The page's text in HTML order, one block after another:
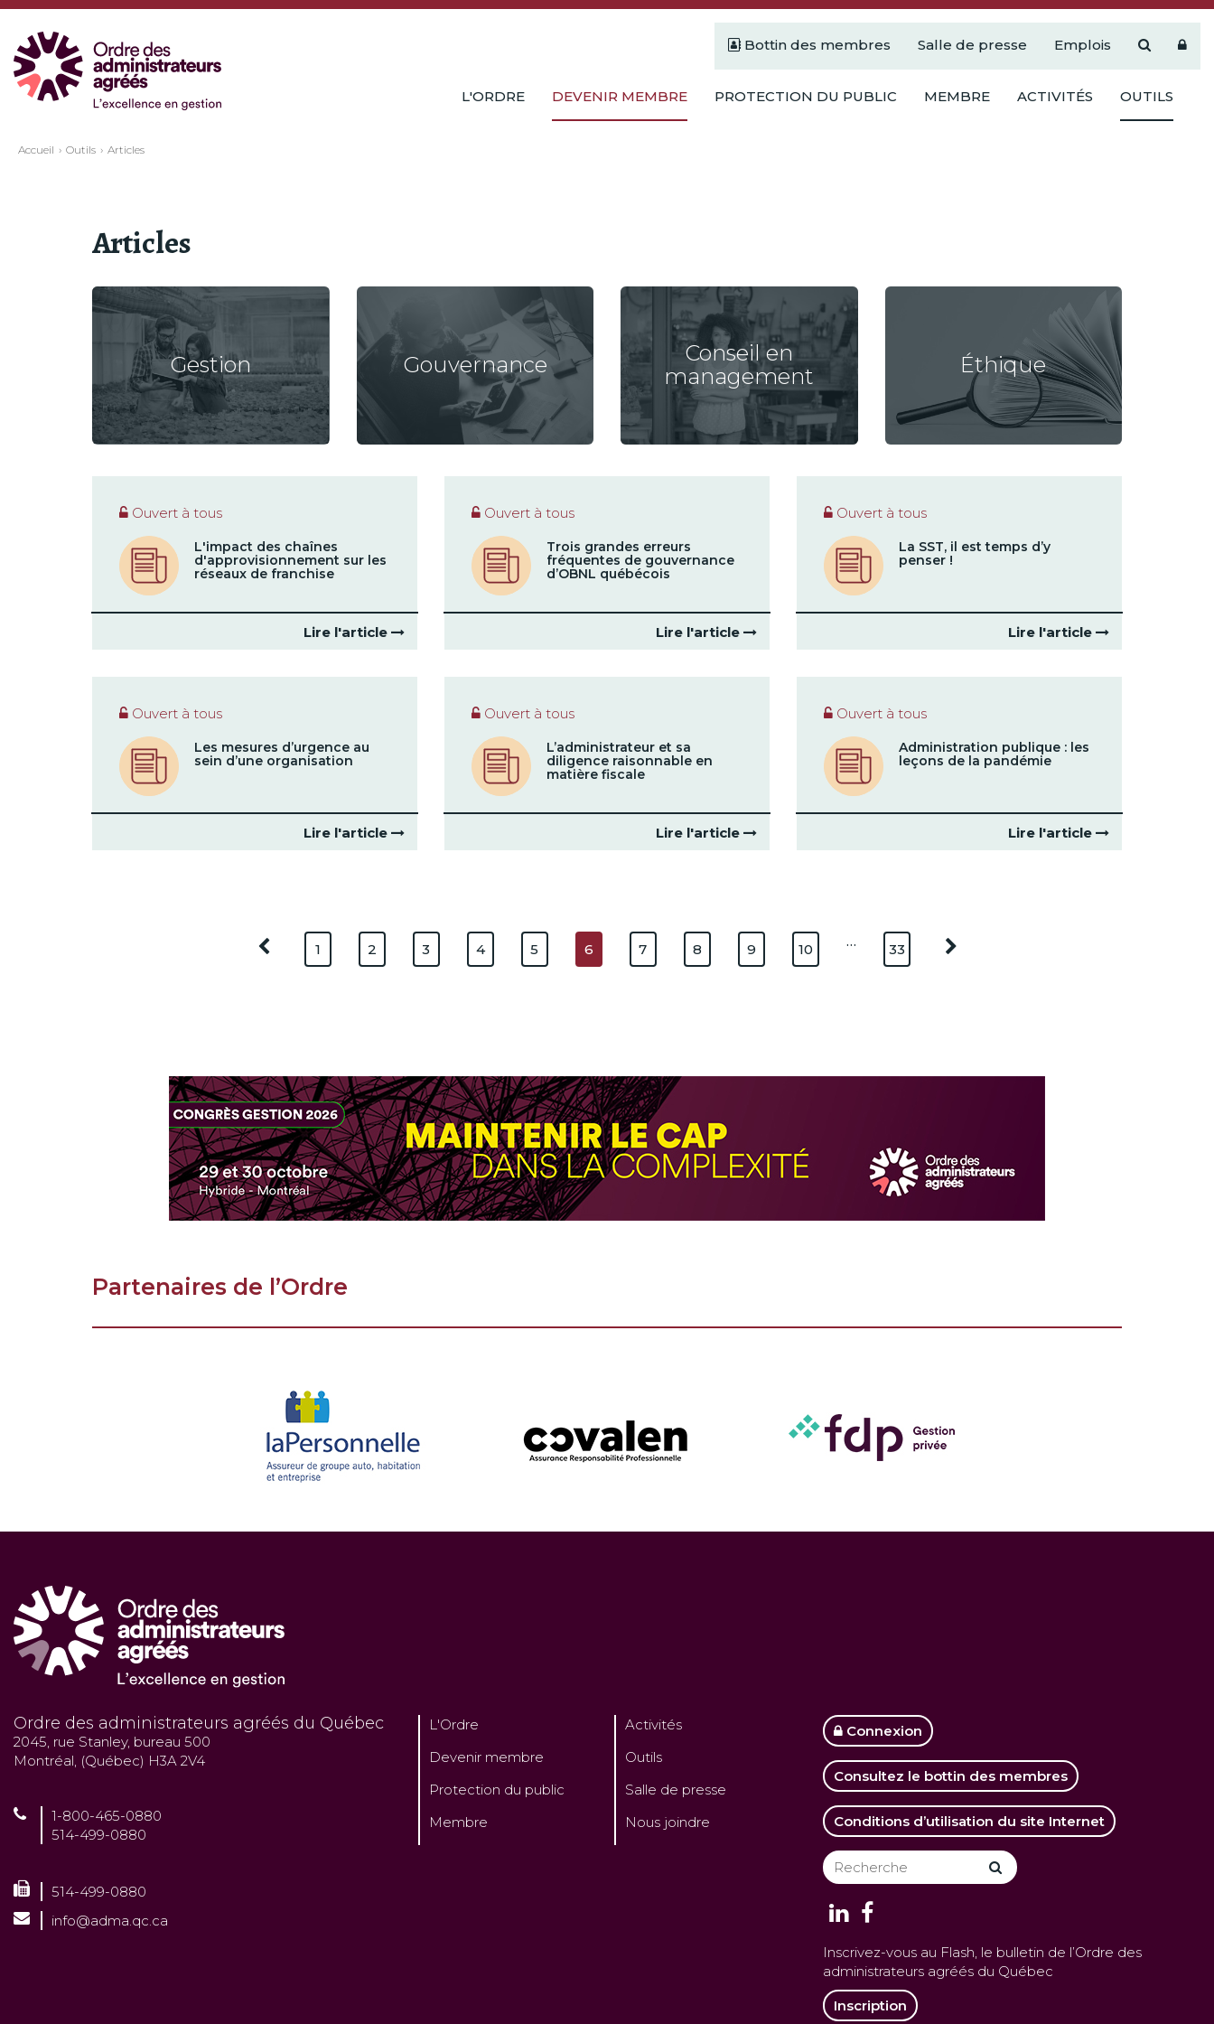
Bottin des membres Salle de presse Emplois
L'ORDRE DEVENIR MEMBRE PROTECTION DU PUBLIC MEMBRE ACTIVITÉS OUTILS
Accueil Outils Articles
Articles
Gestion Gouvernance
Conseil en
management
Éthique
Ouvert à tous
L'impact des chaînes
d'approvisionnement sur les
réseaux de franchise
Lire l'article
Ouvert à tous
Trois grandes erreurs
fréquentes de gouvernance
d’OBNL québécois
Lire l'article
Ouvert à tous
La SST, il est temps d’y
penser !
Lire l'article
Ouvert à tous
Les mesures d’urgence au
sein d’une organisation
Lire l'article
Ouvert à tous
L’administrateur et sa
diligence raisonnable en
matière fiscale
Lire l'article
Ouvert à tous
Administration publique : les
leçons de la pandémie
Lire l'article
1 2 3 4 5 6 7 8 9 10 … 33
Partenaires de l’Ordre
Ordre des administrateurs agréés du Québec
2045, rue Stanley, bureau 500
Montréal, (Québec) H3A 2V4
1-800-465-0880
514-499-0880
514-499-0880
info@adma.qc.ca
L'Ordre
Devenir membre
Protection du public
Membre
Activités
Outils
Salle de presse
Nous joindre
Connexion
Consultez le bottin des membres
Conditions d’utilisation du site Internet
Inscrivez-vous au Flash, le bulletin de l’Ordre des
administrateurs agréés du Québec
Inscription